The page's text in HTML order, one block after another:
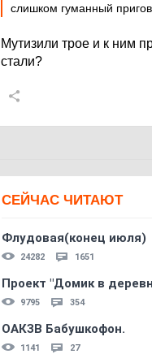
слишком гуманный
Мутизили трое и к ним
стали?
СЕЙЧАС ЧИТАЮТ
Флудовая(конец июля)
24282 1651
Проект "Домик в
9795 354
ОАКЗВ Бабушкофон.
1141 27